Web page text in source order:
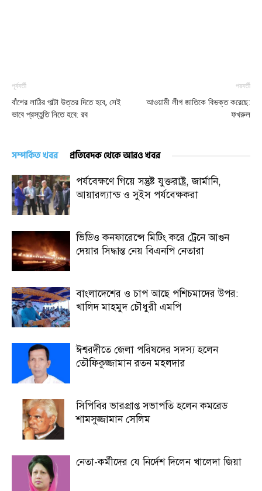
পূর্ববর্তী
বাঁশের লাঠির পাল্টা উত্তর দিতে হবে, সেই
ভাবে প্রস্তুতি নিতে হবে: রব
পরবর্তী
আওয়ামী লীগ জাতিকে বিভক্ত করেছে:
ফখরুল
সম্পর্কিত খবর প্রতিবেদক থেকে আরও খবর
পর্যবেক্ষণে গিয়ে সন্তুষ্ট যুক্তরাষ্ট্র, জার্মানি,
আয়ারল্যান্ড ও সুইস পর্যবেক্ষকরা
ভিডিও কনফারেন্সে মিটিং করে ট্রেনে আগুন
দেয়ার সিদ্ধান্ত নেয় বিএনপি নেতারা
বাংলাদেশের ও চাপ আছে পশিচমাদের উপর:
খালিদ মাহমুদ চৌধুরী এমপি
ঈশ্বরদীতে জেলা পরিষদের সদস্য হলেন
তৌফিকুজ্জামান রতন মহলদার
সিপিবির ভারপ্রাপ্ত সভাপতি হলেন কমরেড
শামসুজ্জামান সেলিম
নেতা-কর্মীদের যে নির্দেশ দিলেন খালেদা জিয়া